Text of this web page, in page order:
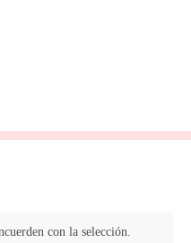
con la selección.